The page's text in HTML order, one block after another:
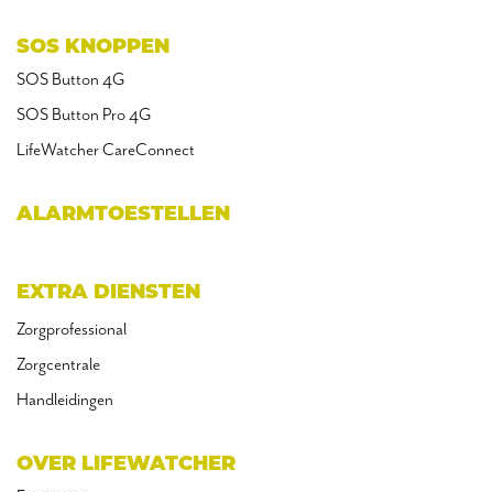
SOS KNOPPEN
SOS Button 4G
SOS Button Pro 4G
LifeWatcher CareConnect
ALARMTOESTELLEN
EXTRA DIENSTEN
Zorgprofessional
Zorgcentrale
Handleidingen
OVER LIFEWATCHER